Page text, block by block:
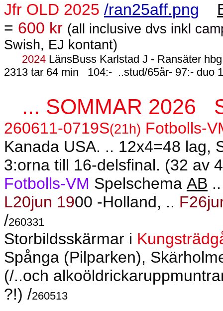
Jfr OLD 2025 /ran25aff.png
= 600 kr (all inclusive dvs inkl
Swish, EJ kontant)
2024 LänsBuss Karlstad J - Ransäter
2313 tar 64 min
104:- ..stud/65år- 97:- duo
... SOMMAR 2026
260611-0719S(21h) Fotbolls-
Kanada USA. .. 12x4=48 lag,
3:orna till 16-delsfinal. (32 av
Fotbolls-VM Spelschema AB
L20jun 1900 -Holland, ..
/260331
Storbildsskärmar i
Spånga (Pilparken),
(/..och
?!) /260513